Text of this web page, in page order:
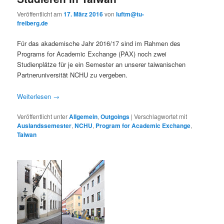
Veröffentlicht am17. März 2016vonluftm@tu-
freiberg.de
Für das akademische Jahr 2016/17 sind im Rahmen des
Programs for Academic Exchange (PAX) noch zwei
Studienplätze für je ein Semester an unserer taiwanischen
Partneruniversität NCHU zu vergeben.
Weiterlesen →
Veröffentlicht unterAllgemein,Outgoings |Verschlagwortet mit
Auslandssemester,NCHU, Program for Academic Exchange,
Taiwan